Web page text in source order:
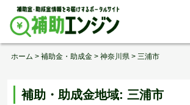
Skip
content
ホーム > 補助金・助成金 > 神奈川県 > 三浦市
補助・助成金地域: 三浦市